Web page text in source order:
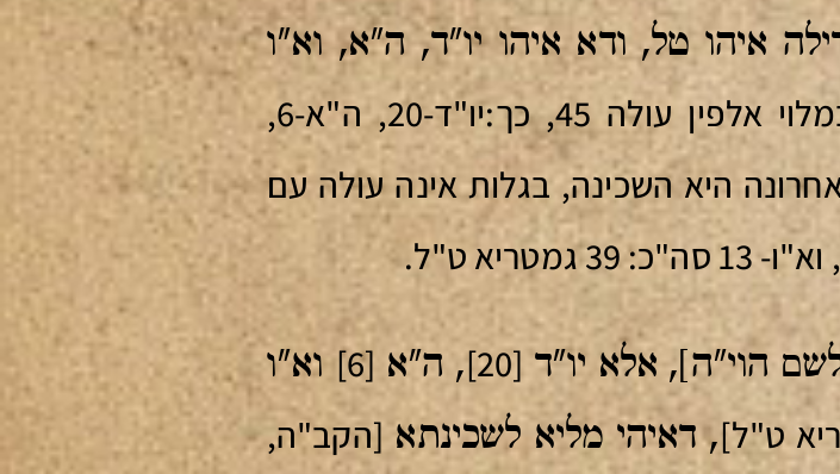
איהו טל, ודא איהו יו"ד, ה"א, וא"ו
[שם הוי"ה במלוי אלפין עולה 45, כך:יו"ד-20, ה"א-6,
ואות ה"א אחרונה היא השכינה, בגלות אינה עולה עם
הוי"ה], אלא יו"ד [20] , ה"א [6]
וא"ו
ט"ל], דאיהי מליא לשכינתא [הקב"ה,